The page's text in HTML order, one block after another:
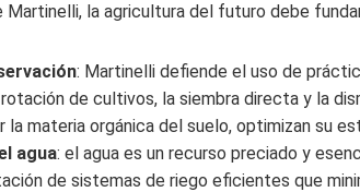
la agricultura del futuro debe
: Martinelli defiende el uso de
de cultivos, la siembra directa y la
la materia orgánica del suelo, optimizan su
agua: el agua es un recurso preciado y
de sistemas de riego eficientes que